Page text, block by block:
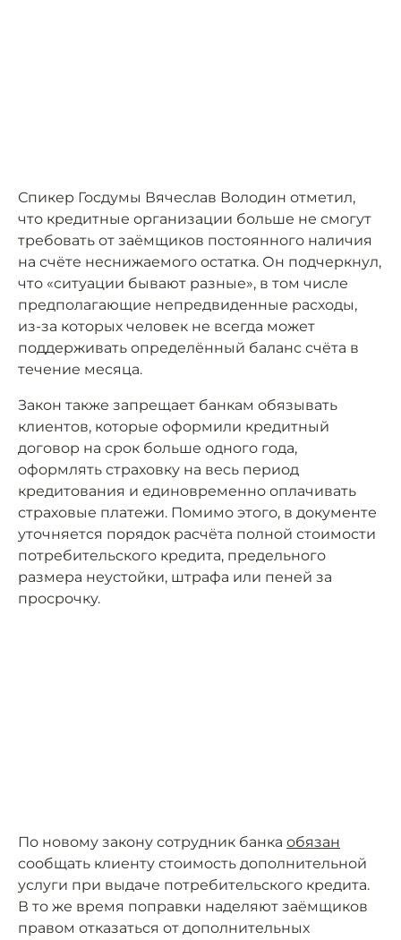
Спикер Госдумы Вячеслав Володин отметил,
что кредитные организации больше не смогут
требовать от заёмщиков постоянного наличия
на счёте неснижаемого остатка. Он подчеркнул,
что «ситуации бывают разные», в том числе
предполагающие непредвиденные расходы,
из-за которых человек не всегда может
поддерживать определённый баланс счёта в
течение месяца.
Закон также запрещает банкам обязывать
клиентов, которые оформили кредитный
договор на срок больше одного года,
оформлять страховку на весь период
кредитования и единовременно оплачивать
страховые платежи. Помимо этого, в документе
уточняется порядок расчёта полной стоимости
потребительского кредита, предельного
размера неустойки, штрафа или пеней за
просрочку.
По новому закону сотрудник банка обязан
сообщать клиенту стоимость дополнительной
услуги при выдаче потребительского кредита.
В то же время поправки наделяют заёмщиков
правом отказаться от дополнительных